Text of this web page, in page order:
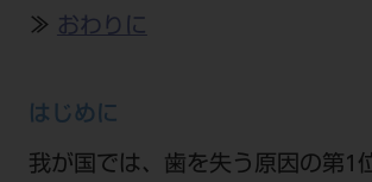
≫ おわりに
はじめに
我が国では、歯を失う原因の第1
ビデオライブラリー
特集
メールマガジンスマイル＋
MDSC
Digital Seminar
見学予約